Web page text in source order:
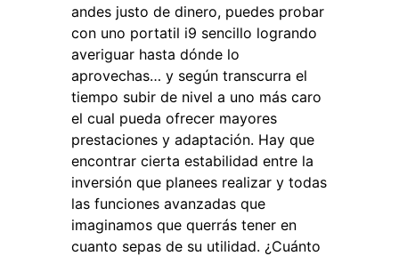
andes justo de dinero, puedes probar
con uno portatil i9 sencillo logrando
averiguar hasta dónde lo
aprovechas… y según transcurra el
tiempo subir de nivel a uno más caro
el cual pueda ofrecer mayores
prestaciones y adaptación. Hay que
encontrar cierta estabilidad entre la
inversión que planees realizar y todas
las funciones avanzadas que
imaginamos que querrás tener en
cuanto sepas de su utilidad. ¿Cuánto